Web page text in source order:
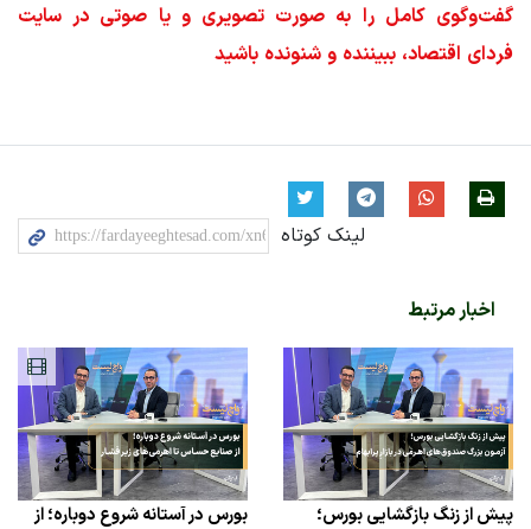
گفت‌وگوی کامل را به صورت تصویری و یا صوتی در سایت
فردای اقتصاد، ببیننده و شنونده باشید
لینک کوتاه
اخبار مرتبط
پیش از زنگ بازگشایی بورس؛
بورس در آستانه شروع دوباره؛ از